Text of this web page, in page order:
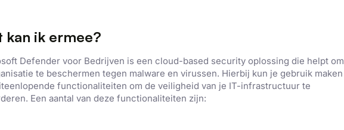
kan ik ermee?
Defender voor Bedrijven is een cloud-based security oplossing die helpt om
te beschermen tegen malware en virussen. Hierbij kun je gebruik maken
functionaliteiten om de veiligheid van je IT-infrastructuur te
Een aantal van deze functionaliteiten zijn: